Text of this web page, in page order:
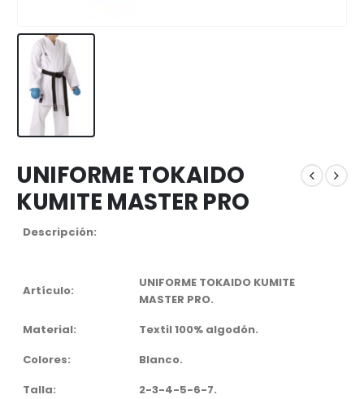
UNIFORME TOKAIDO
KUMITE MASTER PRO
Descripción:
Artículo:
UNIFORME TOKAIDO KUMITE
MASTER PRO.
Material:
Textil 100% algodón.
Colores:
Blanco.
Talla:
2-3-4-5-6-7.